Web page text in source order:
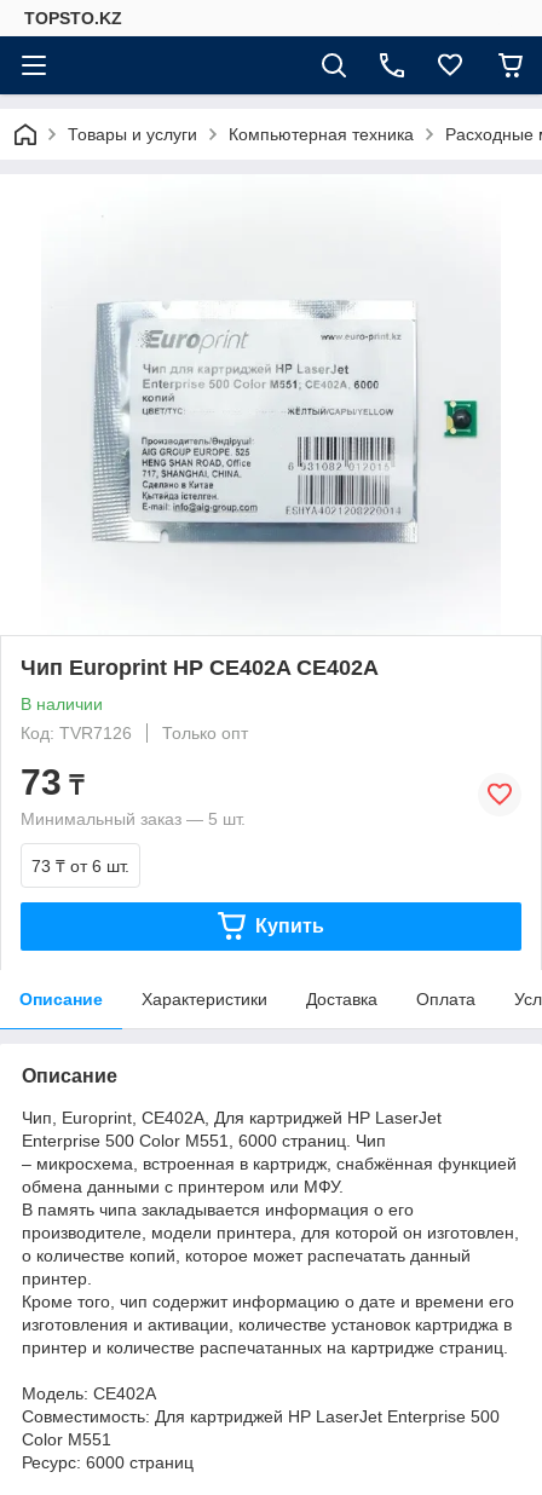
TOPSTO.KZ
Товары и услуги Компьютерная техника Расходные
Чип Europrint HP CE402A CE402A
В наличии
Код: TVR7126
Только опт
73 ₸
Минимальный заказ — 5 шт.
73 ₸ от 6 шт.
Купить
Описание Характеристики Доставка Оплата
Описание
Чип, Europrint, CE402A, Для картриджей HP LaserJet
Enterprise 500 Color M551, 6000 страниц. Чип
– микросхема, встроенная в картридж, снабжённая функцией
обмена данными с принтером или МФУ.
В память чипа закладывается информация о его
производителе, модели принтера, для которой он изготовлен,
о количестве копий, которое может распечатать данный
принтер.
Кроме того, чип содержит информацию о дате и времени его
изготовления и активации, количестве установок картриджа в
принтер и количестве распечатанных на картридже страниц.
Модель: CE402A
Совместимость: Для картриджей HP LaserJet Enterprise 500
Color M551
Ресурс: 6000 страниц